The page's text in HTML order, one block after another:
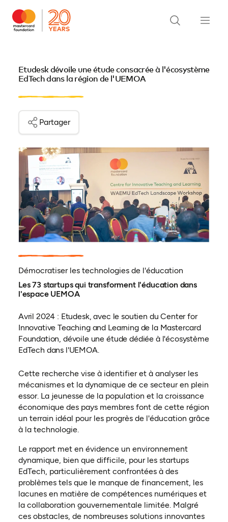
Etudesk dévoile une étude consacrée à l'écosystème
EdTech dans la région de l'UEMOA
Partager
Démocratiser les technologies de l'éducation
Les 73 startups qui transforment l'éducation dans
l'espace UEMOA
Avril 2024 : Etudesk, avec le soutien du Center for
Innovative Teaching and Learning de la Mastercard
Foundation, dévoile une étude dédiée à l'écosystème
EdTech dans l'UEMOA.
Cette recherche vise à identifier et à analyser les
mécanismes et la dynamique de ce secteur en plein
essor. La jeunesse de la population et la croissance
économique des pays membres font de cette région
un terrain idéal pour les progrès de l'éducation grâce
à la technologie.
Le rapport met en évidence un environnement
dynamique, bien que difficile, pour les startups
EdTech, particulièrement confrontées à des
problèmes tels que le manque de financement, les
lacunes en matière de compétences numériques et
la collaboration gouvernementale limitée. Malgré
ces obstacles, de nombreuses solutions innovantes